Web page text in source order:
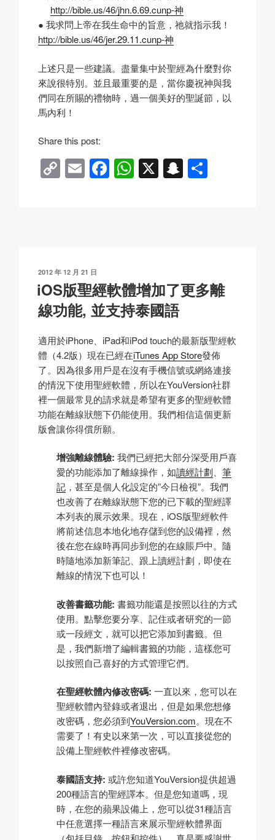
http://bible.us/46/jhn.6.69.cunp-神
● 我求問上帝在我生命中的旨意，祂就指示我！
http://bible.us/46/jer.29.11.cunp-神
上述只是一些建議。盡量集中於聖經為什麼對你
來說很特別。並且最重要的是，當你慶祝神與我
們同在所賜的禮物時，過一個美好的聖誕節，以
馬內利！
Share this post:
C
n
k
E F
o
k
W
p
X S
at
發
表
於
2012 年 12 月 21 日
iOS版聖經軟體增加了更多離
線功能, 並支持泰國語
適用於iPhone、iPad和iPod touch的最新版聖經軟
體（4.2版）現在已經在iTunes App Store發佈
了。因為很多用戶是在沒有手機信號或網絡連接
的情況下使用聖經軟體，所以在YouVersion社群
裡一個最常見的請求就是希望有更多的聖經軟體
功能在離線狀態下仍能使用。我們相信這個更新
版會讓你得償所願。
增強離線體驗: 我們已經把大部分深受用戶喜
愛的功能添加了離線操作，如讀經計劃、 筆
記 ，甚至是個人化設定的”今日檢視”。我們
也改善了在離線狀態下您的已下載的聖經譯
本列表的展示效果。現在，iOS版聖經軟件
將前述信息本地化地存儲到您的設備裡，然
後在您在線時再同步到您的在線賬戶中。隨
時隨地添加新筆記、跟上讀經計劃，即使在
離線的情況下也可以！
改善書籤功能: 書籤功能還是按照以往的方式
使用。點擊您要分享、記住或者研究的一節
或一段經文，就可以把它添加到書籤。但
是，我們新增了編輯書籤的功能，這樣您可
以按照自己喜好的方式管理它們。
在聖經軟體內修改密碼: 一直以來，您可以在
聖經軟體內登錄或者退出，但是如果您想修
改密碼，您必須到YouVersion.com。現在不
需要了！有史以來第一次，可以直接從您的
設備上聖經軟件裡修改密碼。
泰國語支持: 或許您知道YouVersion提供超過
200種語言的聖經譯本。但是您知道嗎，現
時，在您的蘋果設備上，您可以從31種語言
中任意選擇一種語言來展示聖經軟體界面